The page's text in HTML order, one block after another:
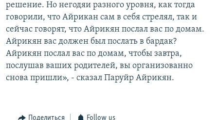
решение. Но негодяи разного уровня, как тогда
говорили, что Айрикан сам в себя стрелял, так и
сейчас говорят, что Айрикян послал вас по домам.
Айрикян вас должен был послать в бардак?
Айрикян послал вас по домам, чтобы завтра,
послушав ваших родителей, вы организованно
снова пришли», - сказал Паруйр Айрикян.
Поделиться Follow us